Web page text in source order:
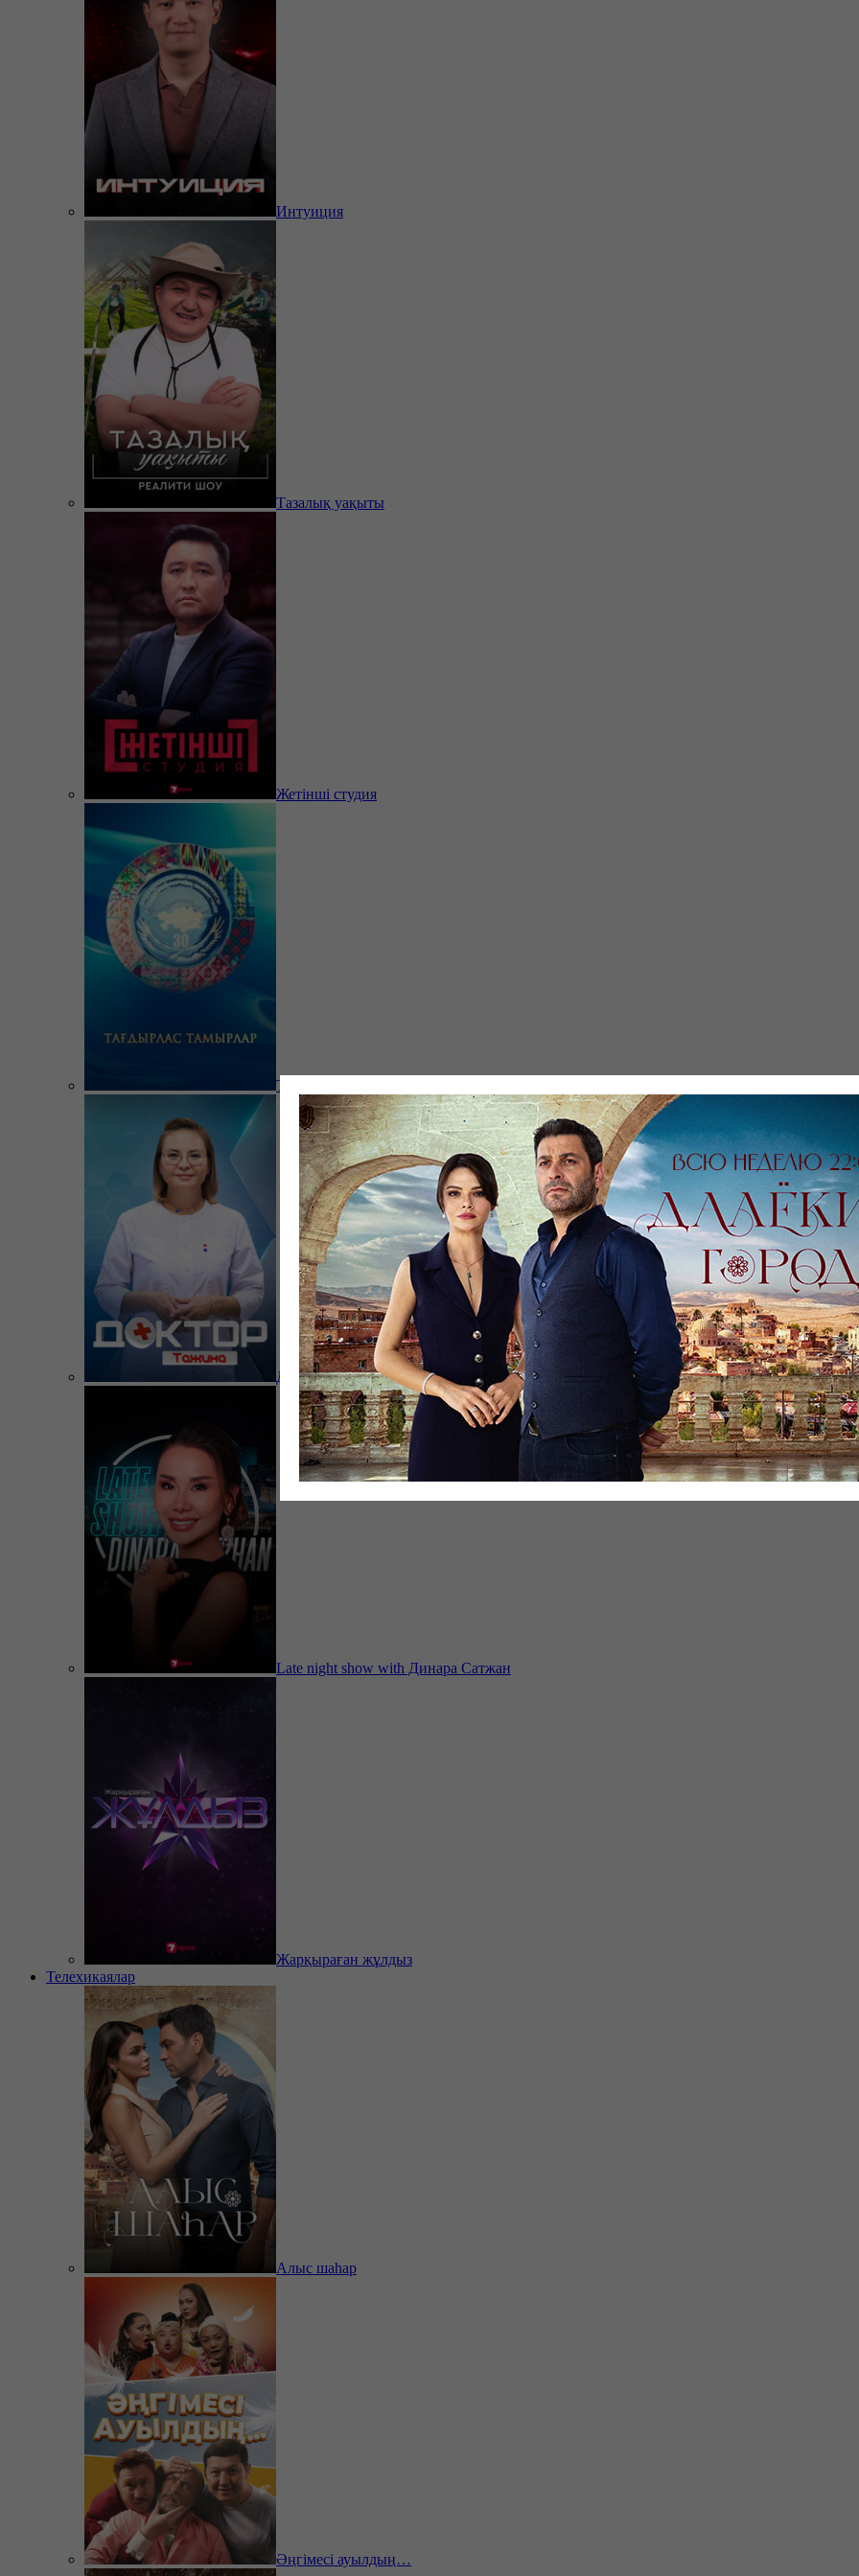
Интуиция
Тазалық уақыты
Жетінші студия
Тағдырлас тамырлар
Доктор Тажина
Late night show with Динара Сатжан
Жарқыраған жұлдыз
Телехикаялар
Алыс шаһар
Әңгімесі ауылдың…